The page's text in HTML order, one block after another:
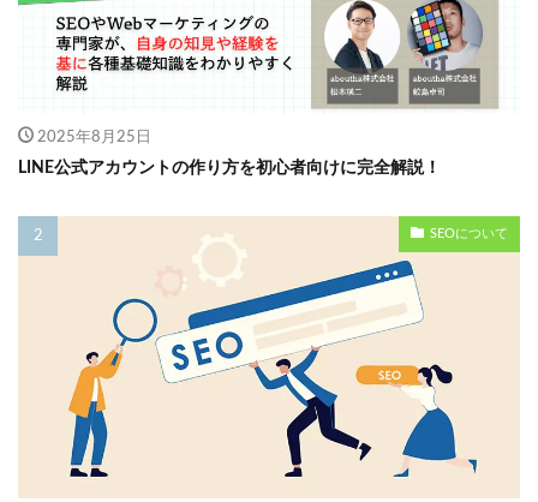
2025年8月25日
LINE公式アカウントの作り方を初心者向けに完全解説！
SEOについて